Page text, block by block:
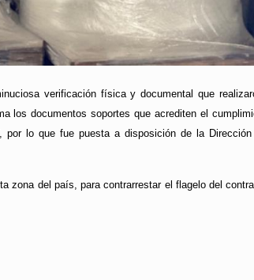
verificación física y documental que
los documentos soportes que acrediten el
lo que fue puesta a disposición de la
zona del país, para contrarrestar el flagelo del